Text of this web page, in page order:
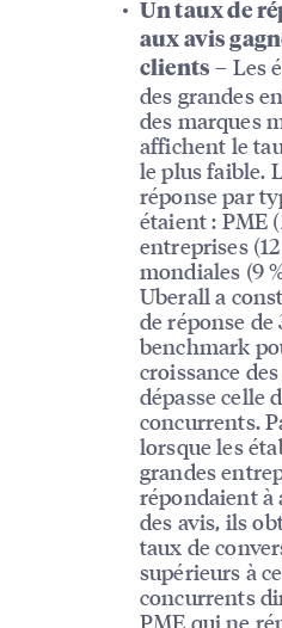
Un taux de
aux avis
clients – Les
des grandes
des marques
affichent le
le plus faible.
réponse par
étaient : PME
entreprises
mondiales (9
Uberall a
de réponse de
benchmark
croissance
dépasse celle
concurrents.
lorsque les
grandes
répondaient à
des avis, ils
taux de
supérieurs à
concurrents
PME qui ne